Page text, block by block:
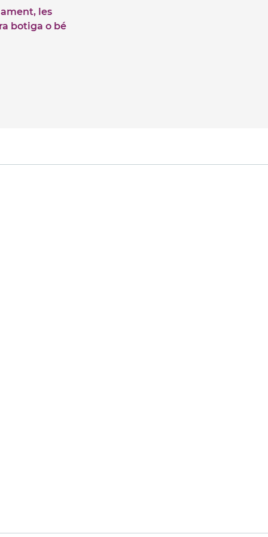
les
botiga o bé